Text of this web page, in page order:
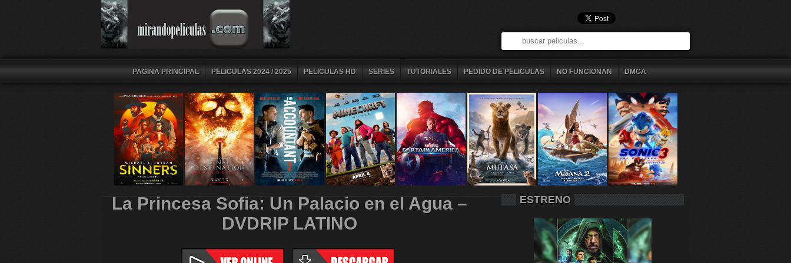
PAGINA PRINCIPAL PELICULAS 2024 / 2025 PELICULAS HD SERIES TUTORIALES PEDIDO DE PELICULAS NO FUNCIONAN DMCA
La Princesa Sofia: Un Palacio en el Agua –
DVDRIP LATINO
ESTRENO